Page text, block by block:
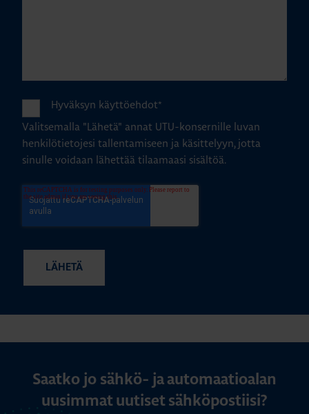
Hyväksyn käyttöehdot*
Valitsemalla "Lähetä" annat UTU-konsernille luvan
henkilötietojesi tallentamiseen ja käsittelyyn, jotta
sinulle voidaan lähettää tilaamaasi sisältöä.
Saatko jo sähkö- ja automaatioalan
uusimmat uutiset sähköpostiisi?